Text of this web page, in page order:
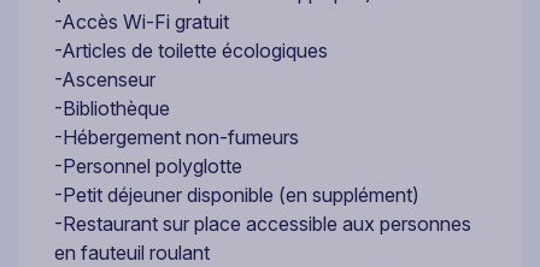
-Accès Wi-Fi gratuit
-Articles de toilette écologiques
-Ascenseur
-Bibliothèque
-Hébergement non-fumeurs
-Personnel polyglotte
-Petit déjeuner disponible (en supplément)
-Restaurant sur place accessible aux personnes
en fauteuil roulant